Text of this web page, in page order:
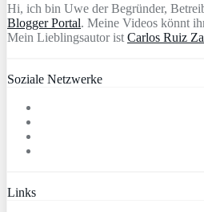
Hi, ich bin Uwe der Begründer,
Blogger Portal. Meine Videos könnt
Mein Lieblingsautor ist Carlos Ruiz
Soziale Netzwerke
Links